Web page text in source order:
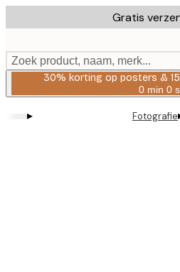
to
content.
Gratis
Zoek product, naam, merk...
30% korting op posters &
0 min 0 s
▸ Fotografie